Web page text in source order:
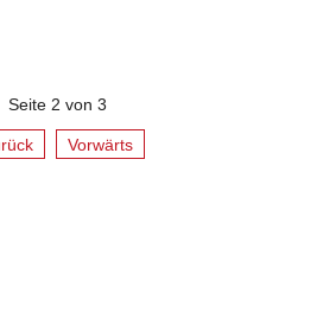
Seite 2 von 3
Vorwärts